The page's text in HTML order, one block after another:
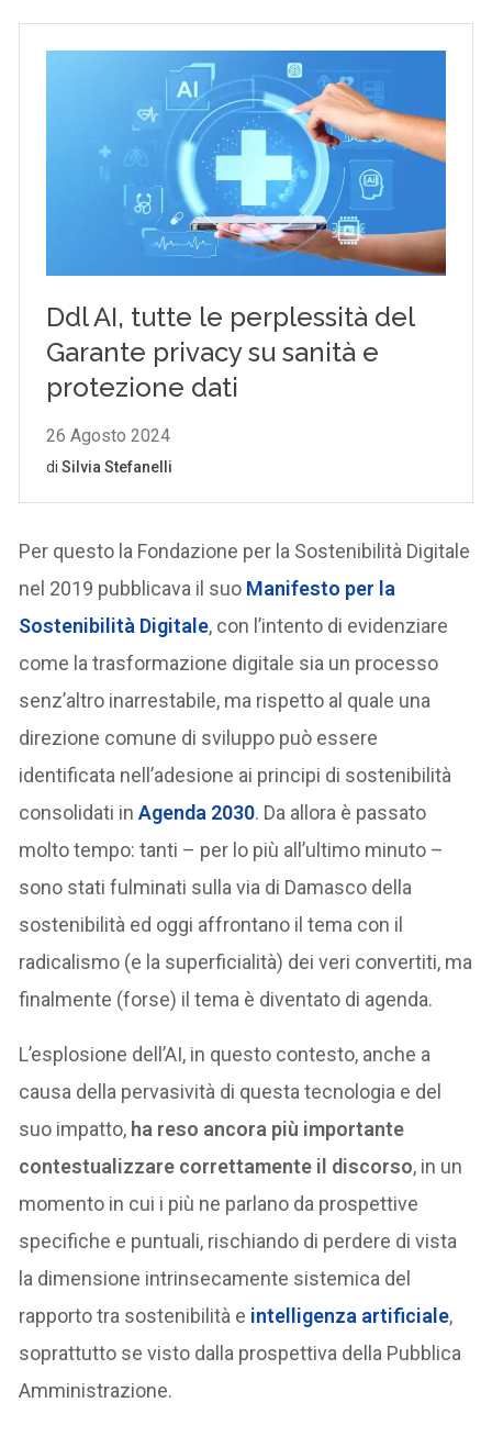
Per questo la Fondazione per la Sostenibilità Digitale
nel 2019 pubblicava il suo Manifesto per la
Sostenibilità Digitale, con l’intento di evidenziare
come la trasformazione digitale sia un processo
senz’altro inarrestabile, ma rispetto al quale una
direzione comune di sviluppo può essere
identificata nell’adesione ai principi di sostenibilità
consolidati inAgenda 2030. Da allora è passato
molto tempo: tanti – per lo più all’ultimo minuto –
sono stati fulminati sulla via di Damasco della
sostenibilità ed oggi affrontano il tema con il
radicalismo (e la superficialità) dei veri convertiti, ma
finalmente (forse) il tema è diventato di agenda.
L’esplosione dell’AI, in questo contesto, anche a
causa della pervasività di questa tecnologia e del
suo impatto, ha reso ancora più importante
contestualizzare correttamente il discorso, in un
momento in cui i più ne parlano da prospettive
specifiche e puntuali, rischiando di perdere di vista
la dimensione intrinsecamente sistemica del
rapporto tra sostenibilità e intelligenza artificiale,
soprattutto se visto dalla prospettiva della Pubblica
Amministrazione.